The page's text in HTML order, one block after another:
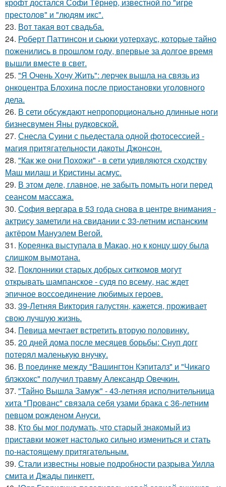
престолов" и "людям икс".
23. Вот такая вот свадьба.
24. Роберт Паттинсон и сьюки уотерхаус, которые тайно
поженились в прошлом году, впервые за долгое время
вышли вместе в свет.
25. "Я Очень Хочу Жить": лерчек вышла на связь из
онкоцентра Блохина после приостановки уголовного
дела.
26. В сети обсуждают непропорционально длинные ноги
бизнесвумен Яны рудковской.
27. Снесла Суини с пьедестала одной фотосессией -
магия притягательности дакоты Джонсон.
28. "Как же они Похожи" - в сети удивляются сходству
Маш милаш и Кристины асмус.
29. В этом деле, главное, не забыть помыть ноги перед
сеансом массажа.
30. София вергара в 53 года снова в центре внимания -
актрису заметили на свидании с 33-летним испанским
актёром Мануэлем Вегой.
31. Кореянка выступала в Макао, но к концу шоу была
слишком вымотана.
32. Поклонники старых добрых ситкомов могут
открывать шампанское - судя по всему, нас ждет
эпичное воссоединение любимых героев.
33. 39-Летняя Виктория галустян, кажется, проживает
свою лучшую жизнь.
34. Певица мечтает встретить вторую половинку.
35. 20 дней дома после месяцев борьбы: Снуп догг
потерял маленькую внучку.
36. В поединке между "Вашингтон Кэпиталз" и "Чикаго
блэкхокс" получил травму Александр Овечкин.
37. "Тайно Вышла Замуж" - 43-летняя исполнительница
хита "Прованс" связала себя узами брака с 36-летним
певцом рожденом Ануси.
38. Кто бы мог подумать, что старый знакомый из
приставки может настолько сильно измениться и стать
по-настоящему притягательным.
39. Стали известны новые подробности разрыва Уилла
смита и Джады пинкетт.